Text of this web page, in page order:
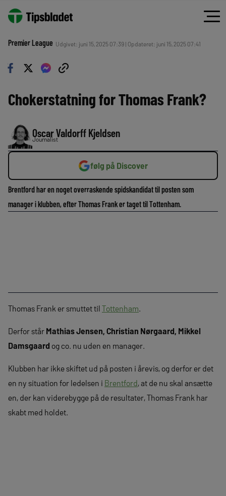
Premier League Udgivet: juni 15, 2025 07:39 | Opdateret: juni 15, 2025 07:41
Chokerstatning for Thomas Frank?
Oscar Valdorff Kjeldsen
Journalist
følg på Discover
Brentford har en noget overraskende spidskandidat til posten som
manager i klubben, efter Thomas Frank er taget til Tottenham.
Thomas Frank er smuttet til Tottenham.
Derfor står Mathias Jensen, Christian Nørgaard, Mikkel
Damsgaard og co. nu uden en manager.
Klubben har ikke skiftet ud på posten i årevis, og derfor er det
en ny situation for ledelsen i Brentford, at de nu skal ansætte
en, der kan viderebygge på de resultater, Thomas Frank har
skabt med holdet.